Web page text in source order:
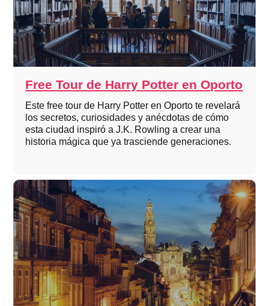
Free Tour de Harry Potter en Oporto
Este free tour de Harry Potter en Oporto te revelará
los secretos, curiosidades y anécdotas de cómo
esta ciudad inspiró a J.K. Rowling a crear una
historia mágica que ya trasciende generaciones.